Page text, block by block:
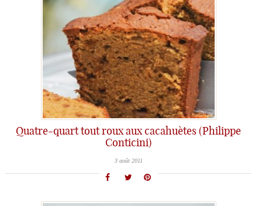
Quatre-quart tout roux aux cacahuètes (Philippe
Conticini)
3 août 2011